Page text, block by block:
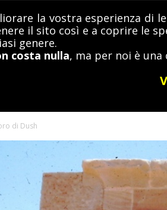
la vostra esperienza di
il sito così e a coprire le
genere.
costa nulla, ma per noi è
di Dush